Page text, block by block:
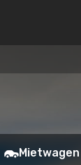
Mietwagen